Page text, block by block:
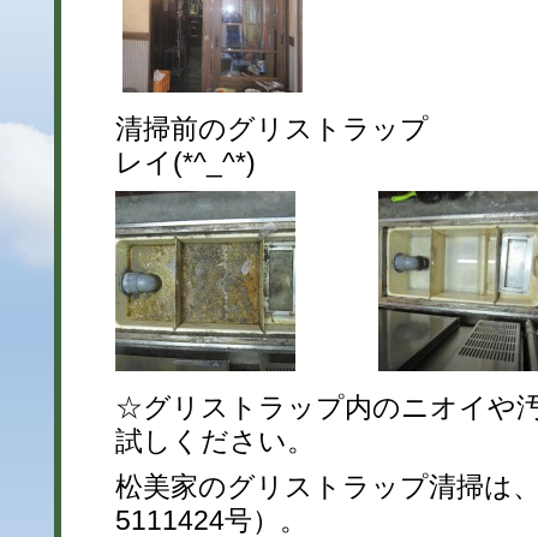
清掃前のグリストラップ
レイ(*^_^*)
☆グリストラップ内のニオイや
試しください。
松美家のグリストラップ清掃は
5111424号）。